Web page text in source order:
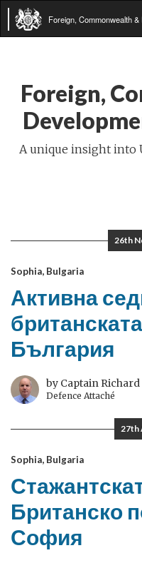
Foreign, Commonwealth
Foreign,
A unique insight into
26th
Sophia, Bulgaria
Активна
България
by Captain
Defence Attaché
27th
Sophia, Bulgaria
Британско
София